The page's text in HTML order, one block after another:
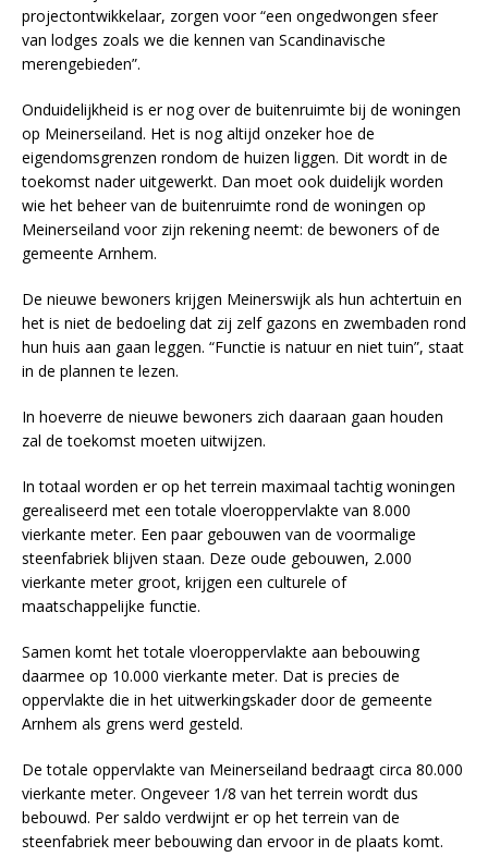
projectontwikkelaar, zorgen voor “een ongedwongen sfeer
van lodges zoals we die kennen van Scandinavische
merengebieden”.
Onduidelijkheid is er nog over de buitenruimte bij de woningen
op Meinerseiland. Het is nog altijd onzeker hoe de
eigendomsgrenzen rondom de huizen liggen. Dit wordt in de
toekomst nader uitgewerkt. Dan moet ook duidelijk worden
wie het beheer van de buitenruimte rond de woningen op
Meinerseiland voor zijn rekening neemt: de bewoners of de
gemeente Arnhem.
De nieuwe bewoners krijgen Meinerswijk als hun achtertuin en
het is niet de bedoeling dat zij zelf gazons en zwembaden rond
hun huis aan gaan leggen. “Functie is natuur en niet tuin”, staat
in de plannen te lezen.
In hoeverre de nieuwe bewoners zich daaraan gaan houden
zal de toekomst moeten uitwijzen.
In totaal worden er op het terrein maximaal tachtig woningen
gerealiseerd met een totale vloeroppervlakte van 8.000
vierkante meter. Een paar gebouwen van de voormalige
steenfabriek blijven staan. Deze oude gebouwen, 2.000
vierkante meter groot, krijgen een culturele of
maatschappelijke functie.
Samen komt het totale vloeroppervlakte aan bebouwing
daarmee op 10.000 vierkante meter. Dat is precies de
oppervlakte die in het uitwerkingskader door de gemeente
Arnhem als grens werd gesteld.
De totale oppervlakte van Meinerseiland bedraagt circa 80.000
vierkante meter. Ongeveer 1/8 van het terrein wordt dus
bebouwd. Per saldo verdwijnt er op het terrein van de
steenfabriek meer bebouwing dan ervoor in de plaats komt.